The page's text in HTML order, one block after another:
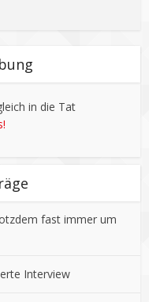
in die Tat
fast immer um
Interview